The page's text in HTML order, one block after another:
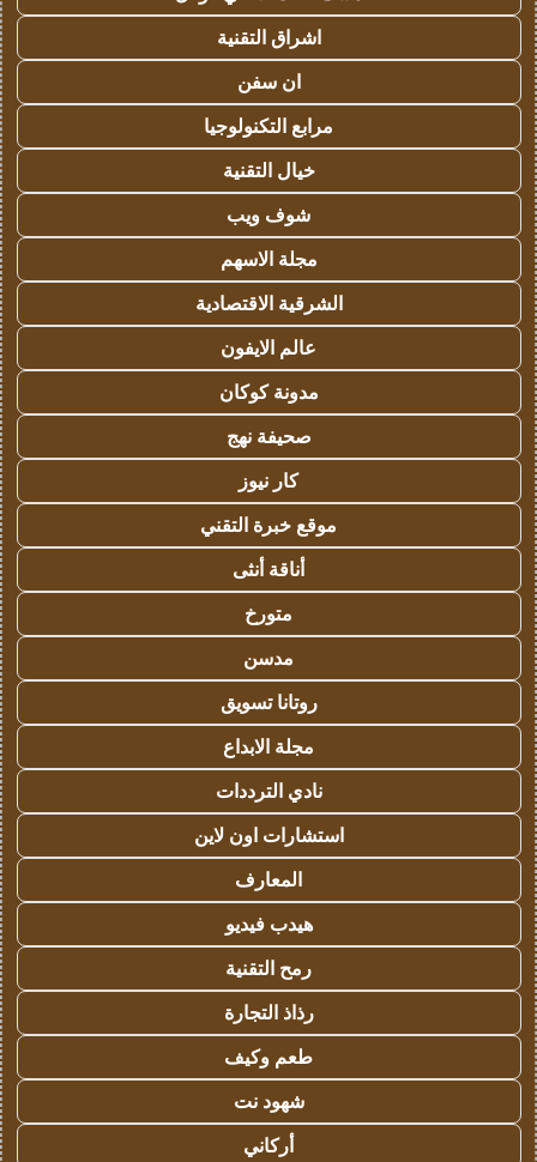
اشراق التقنية
ان سفن
مرابع التكنولوجيا
خيال التقنية
شوف ويب
مجلة الاسهم
الشرقية الاقتصادية
عالم الايفون
مدونة كوكان
صحيفة نهج
كار نيوز
موقع خبرة التقني
أناقة أنثى
متورخ
مدسن
روتانا تسويق
مجلة الابداع
نادي الترددات
استشارات اون لاين
المعارف
هيدب فيديو
رمح التقنية
رذاذ التجارة
طعم وكيف
شهود نت
أركاني